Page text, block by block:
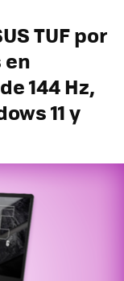
TUF por
en
144 Hz,
11 y